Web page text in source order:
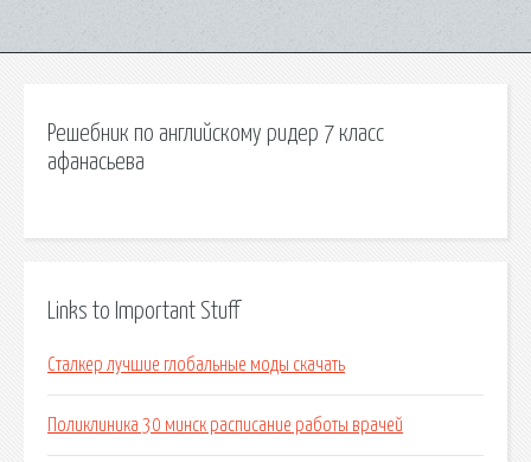
Решебник по английскому ридер 7 класс
афанасьева
Links to Important Stuff
Сталкер лучшие глобальные моды скачать
Поликлиника 30 минск расписание работы врачей